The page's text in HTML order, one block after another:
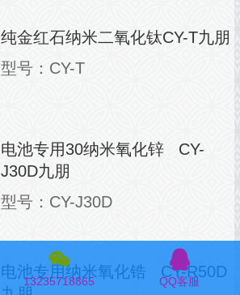
纯金红石纳米二氧化钛CY-T九朋
型号：CY-T
电池专用30纳米氧化锌 CY-
J30D九朋
型号：CY-J30D
电池专用纳米氧化锆 CY-R50D
13235718865 QQ客服